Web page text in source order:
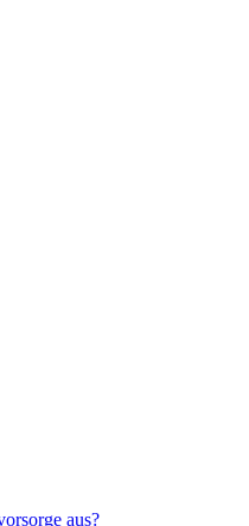
aus?